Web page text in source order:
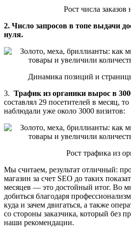
Рост числа заказов
2. Число запросов в топе выдачи
нуля.
Динамика позиций и
3. Трафик из органики вырос в
составлял 29 посетителей в месяц,
наблюдали уже около 3000 визитов:
Рост трафика из
Мы считаем, результат отличный:
магазин за счет SEO до таких
месяцев — это достойный итог. Во
добиться благодаря
куда и зачем двигаться, а также
со стороны заказчика, который без
наши рекомендации.